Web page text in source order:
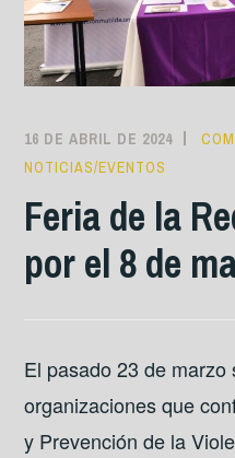
16 DE ABRIL DE 2024
NOTICIAS/EVENTOS
Feria de la
por el 8 de
El pasado 23 de
organizaciones que
y Prevención de la